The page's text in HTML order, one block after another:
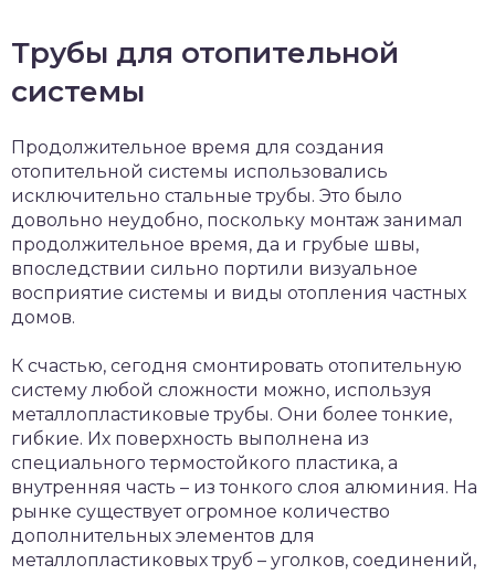
Трубы для отопительной
системы
Продолжительное время для создания
отопительной системы использовались
исключительно стальные трубы. Это было
довольно неудобно, поскольку монтаж занимал
продолжительное время, да и грубые швы,
впоследствии сильно портили визуальное
восприятие системы и виды отопления частных
домов.
К счастью, сегодня смонтировать отопительную
систему любой сложности можно, используя
металлопластиковые трубы. Они более тонкие,
гибкие. Их поверхность выполнена из
специального термостойкого пластика, а
внутренняя часть – из тонкого слоя алюминия. На
рынке существует огромное количество
дополнительных элементов для
металлопластиковых труб – уголков, соединений,